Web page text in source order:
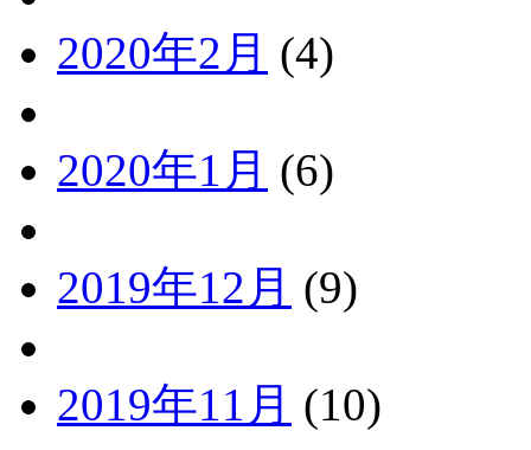
2020年2月 (4)
2020年1月 (6)
2019年12月 (9)
2019年11月 (10)